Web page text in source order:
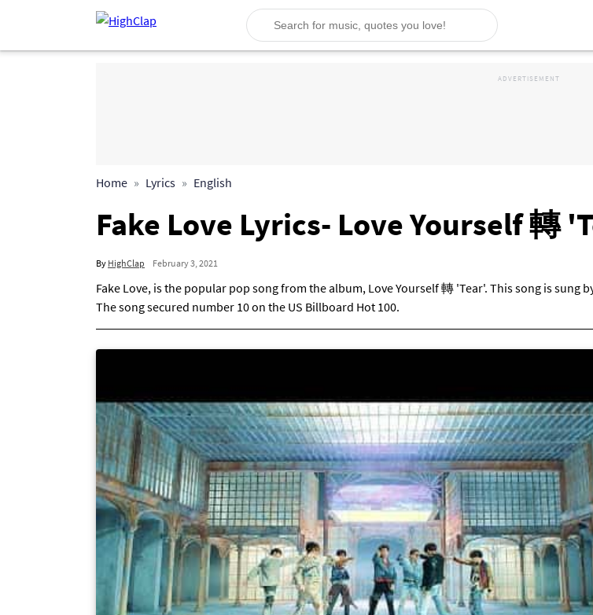
Home Lyrics English
Fake Love Lyrics- Love Yourself 轉
By HighClap February 3, 2021
Fake Love, is the popular pop song from the album, Love Yourself 轉 'Tear'. This song is sung
The song secured number 10 on the US Billboard Hot 100.